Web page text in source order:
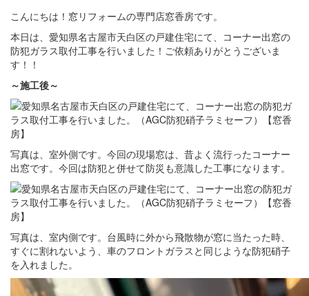
こんにちは！窓リフォームの専門店窓香房です。
本日は、愛知県名古屋市天白区の戸建住宅にて、コーナー出窓の
防犯ガラス取付工事を行いました！ご依頼ありがとうございま
す！！
～施工後～
写真は、室外側です。今回の現場窓は、昔よく流行ったコーナー
出窓です。今回は防犯と併せて防災も意識した工事になります。
写真は、室内側です。台風時に外から飛散物が窓に当たった時、
すぐに割れないよう、車のフロントガラスと同じような防犯硝子
を入れました。